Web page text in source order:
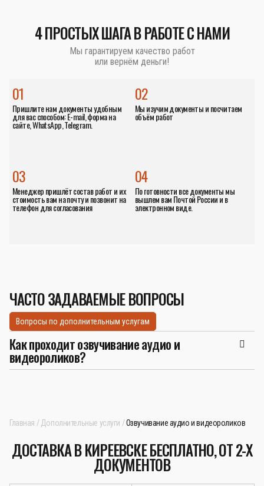
4 ПРОСТЫХ ШАГА В РАБОТЕ С НАМИ
Мы гарантируем качество работ
или вернём деньги!
01
Пришлите нам документы удобным
для вас способом: E-mail, форма на
сайте, WhatsApp, Telegram.
02
Мы изучим документы и посчитаем
объём работ
04
По готовности все документы мы
вышлем вам Почтой России и в
электронном виде.
03
Менеджер пришлёт состав работ и их
стоимость вам на почту и позвонит на
телефон для согласования
ЧАСТО ЗАДАВАЕМЫЕ ВОПРОСЫ
Вопросы по дополнительным услугам
Как проходит озвучивание аудио и
видеороликов?
Главная Дополнительные услуги Озвучивание аудио и видеороликов
ДОСТАВКА В КИРЕЕВСКЕ БЕСПЛАТНО, ОТ 2-Х
ДОКУМЕНТОВ